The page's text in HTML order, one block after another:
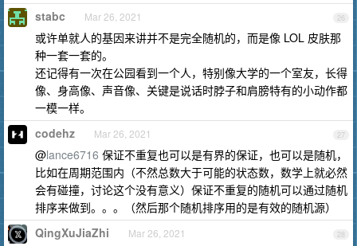
26
stabc Mar 26, 2021
或许单就人的基因来讲并不是完全随机的，而是像 LOL 皮肤那
种一套一套的。
还记得有一次在公园看到一个人，特别像大学的一个室友，长得
像、身高像、声音像、关键是说话时脖子和肩膀特有的小动作都
一模一样。
27
codehz Mar 26, 2021
@lance6716 保证不重复也可以是有界的保证，也可以是随机，
比如在周期范围内（不然总数大于可能的状态数，数学上就必然
会有碰撞，讨论这个没有意义）保证不重复的随机可以通过随机
排序来做到。。。（然后那个随机排序用的是有效的随机源）
28
QingXuJiaZhi Mar 26, 2021